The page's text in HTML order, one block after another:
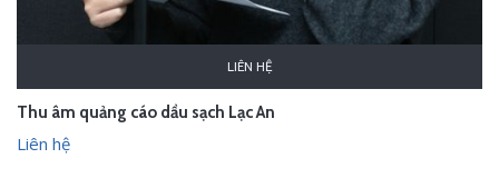
LIÊN HỆ
Thu âm quảng cáo dầu sạch Lạc An
Liên hệ